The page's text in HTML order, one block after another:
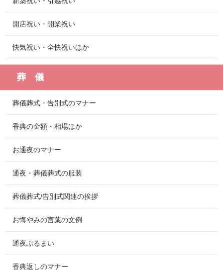
開店祝い・開業祝い
快気祝い・全快祝いほか
葬 儀
葬儀葬式・告別式のマナー
香典の金額・相場ほか
お通夜のマナー
通夜・葬儀葬式の服装
葬儀葬式/告別式関連の挨拶
お悔やみの言葉の文例
通夜ぶるまい
香典返しのマナー